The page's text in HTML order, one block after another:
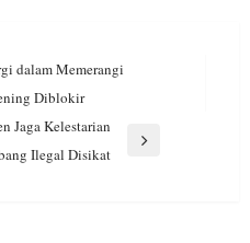
dalam Memerangi
Diblokir
Jaga Kelestarian
Ilegal Disikat